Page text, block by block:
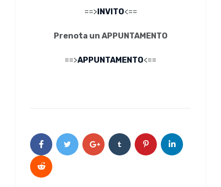
==>INVITO<==
Prenota un APPUNTAMENTO
==>APPUNTAMENTO<==